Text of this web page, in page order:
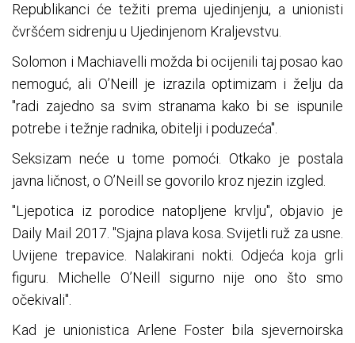
Republikanci će težiti prema ujedinjenju, a unionisti
čvršćem sidrenju u Ujedinjenom Kraljevstvu.
Solomon i Machiavelli možda bi ocijenili taj posao kao
nemoguć, ali O’Neill je izrazila optimizam i želju da
"radi zajedno sa svim stranama kako bi se ispunile
potrebe i težnje radnika, obitelji i poduzeća".
Seksizam neće u tome pomoći. Otkako je postala
javna ličnost, o O’Neill se govorilo kroz njezin izgled.
"Ljepotica iz porodice natopljene krvlju", objavio je
Daily Mail 2017. "Sjajna plava kosa. Svijetli ruž za usne.
Uvijene trepavice. Nalakirani nokti. Odjeća koja grli
figuru. Michelle O’Neill sigurno nije ono što smo
očekivali".
Kad je unionistica Arlene Foster bila sjevernoirska